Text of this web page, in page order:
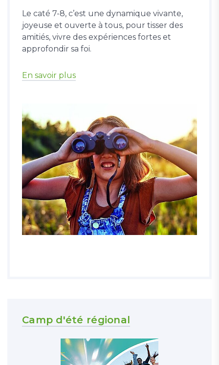
Le caté 7-8, c’est une dynamique vivante,
joyeuse et ouverte à tous, pour tisser des
amitiés, vivre des expériences fortes et
approfondir sa foi.
En savoir plus
Camp d'été régional